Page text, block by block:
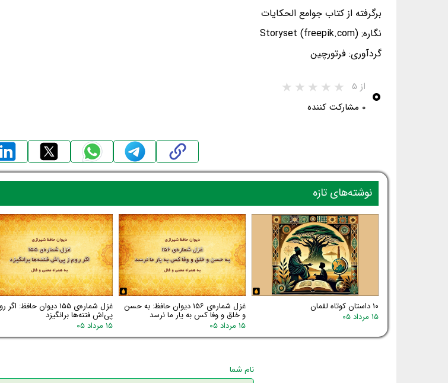
برگرفته از کتاب جوامع الحکایات
نگاره: Storyset (freepik.com)
گردآوری: فرتورچین
۰ از ۵
۰ مشارکت کننده
۱۰ داستان کوتاه لقمان
۱۵ مرداد ۰۵
غزل شماره‌ی ۱۵۶ دیوان حافظ: به حسن
و خلق و وفا کس به یار ما نرسد
۱۵ مرداد ۰۵
غزل شماره‌ی ۱۵۵ دیوان حافظ:
پی‌اش فتنه‌ها برانگیزد
۱۵ مرداد ۰۵
نوشته‌های تازه
نام شما